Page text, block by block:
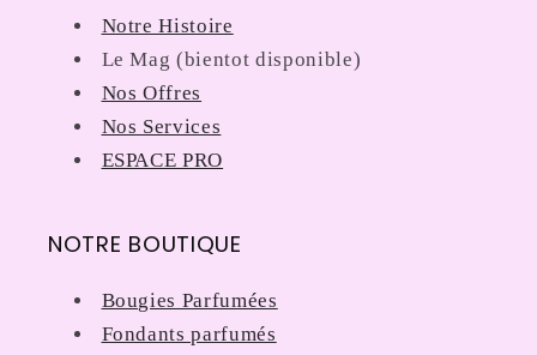
Notre Histoire
Le Mag (bientot disponible)
Nos Offres
Nos Services
ESPACE PRO
NOTRE BOUTIQUE
Bougies Parfumées
Fondants parfumés